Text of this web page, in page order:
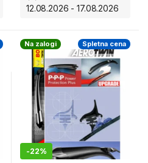
12.08.2026 - 17.08.2026
Na zalogi
-22%
Spletna cena